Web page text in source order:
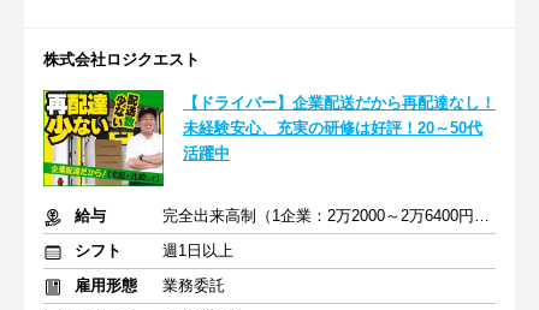
株式会社ロジクエスト
【ドライバー】企業配送だから再配達なし！
未経験安心、充実の研修は好評！20～50代
活躍中
給与
完全出来高制（1企業：2万2000～2万6400円※1日あたり）
シフト
週1日以上
雇用形態
業務委託